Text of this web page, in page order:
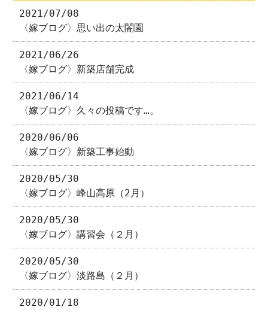
2021/07/08
〈嫁ブログ〉思い出の太閤園
2021/06/26
〈嫁ブログ〉新築店舗完成
2021/06/14
〈嫁ブログ〉久々の投稿です…。
2020/06/06
〈嫁ブログ〉新築工事始動
2020/05/30
〈嫁ブログ〉峰山高原（2月）
2020/05/30
〈嫁ブログ〉講習会（２月）
2020/05/30
〈嫁ブログ〉淡路島（２月）
2020/01/18